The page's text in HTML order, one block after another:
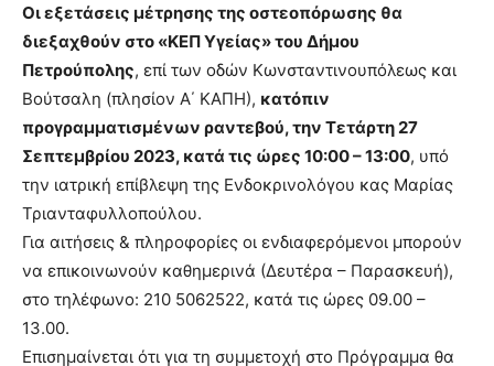
Οι εξετάσεις μέτρησης της οστεοπόρωσης θα
διεξαχθούν στο «ΚΕΠ Υγείας» του Δήμου
Πετρούπολης, επί των οδών Κωνσταντινουπόλεως και
Βούτσαλη (πλησίον Α΄ ΚΑΠΗ), κατόπιν
προγραμματισμένων ραντεβού, την Τετάρτη 27
Σεπτεμβρίου 2023, κατά τις ώρες 10:00 – 13:00, υπό
την ιατρική επίβλεψη της Ενδοκρινολόγου κας Μαρίας
Τριανταφυλλοπούλου.
Για αιτήσεις & πληροφορίες οι ενδιαφερόμενοι μπορούν
να επικοινωνούν καθημερινά (Δευτέρα – Παρασκευή),
στο τηλέφωνο: 210 5062522, κατά τις ώρες 09.00 –
13.00.
Επισημαίνεται ότι για τη συμμετοχή στο Πρόγραμμα θα